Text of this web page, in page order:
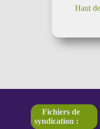
Haut
Fichiers de
syndication :